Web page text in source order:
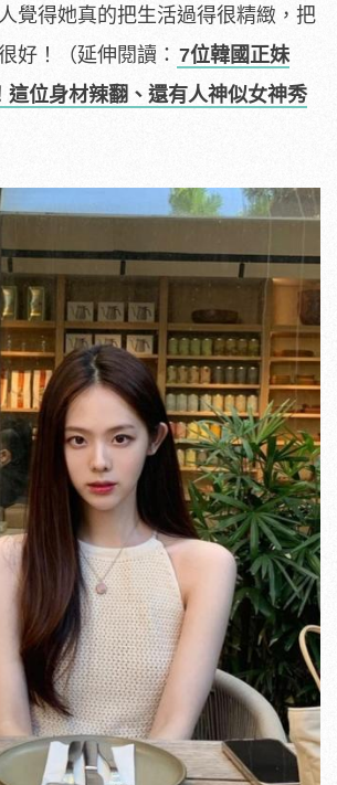
覺得她真的把生活過得很精緻，把
好！
（延伸閱讀： 7位韓國正妹
位身材辣翻、還有人神似女神秀